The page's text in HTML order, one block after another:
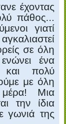
έχοντας
πάθος...
γιατί
σε όλη
ένα
και πολύ
με όλη
Μια
την ίδια
γωνιά της